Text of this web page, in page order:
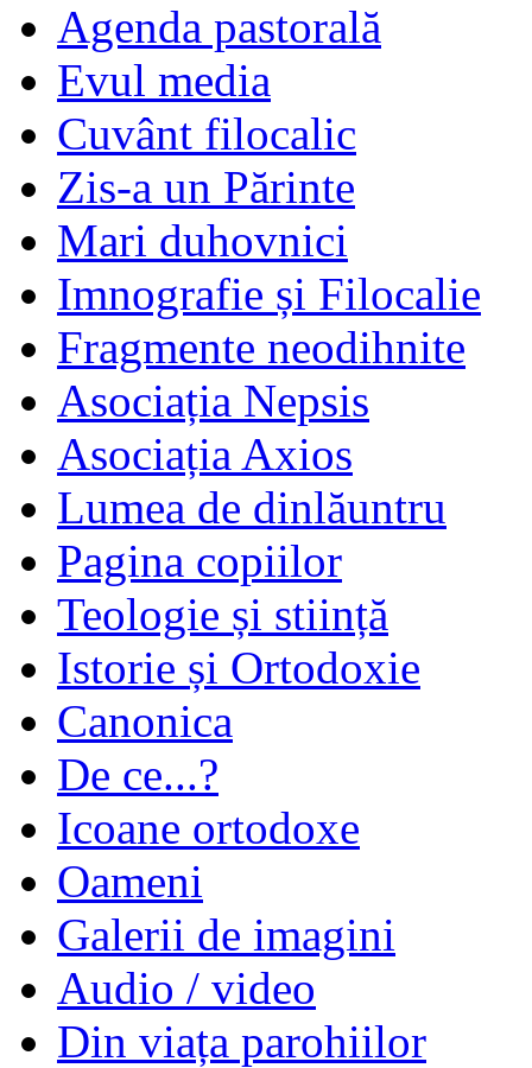
Agenda pastorală
Evul media
Cuvânt filocalic
Zis-a un Părinte
Mari duhovnici
Imnografie și Filocalie
Fragmente neodihnite
Asociația Nepsis
Asociația Axios
Lumea de dinlăuntru
Pagina copiilor
Teologie și stiință
Istorie și Ortodoxie
Canonica
De ce...?
Icoane ortodoxe
Oameni
Galerii de imagini
Audio / video
Din viața parohiilor